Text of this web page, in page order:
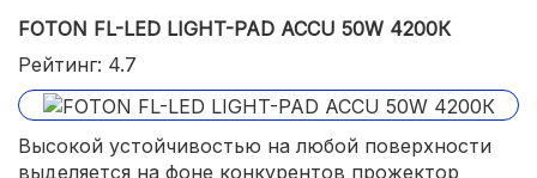
FOTON FL-LED LIGHT-PAD ACCU 50W 4200К
Рейтинг: 4.7
Высокой устойчивостью на любой поверхности
выделяется на фоне конкурентов прожектор